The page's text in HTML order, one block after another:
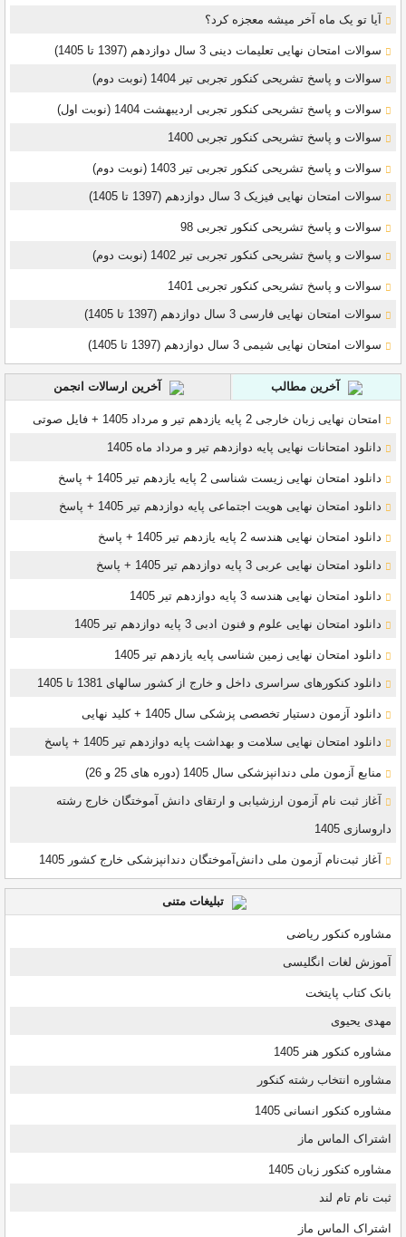
آیا تو یک ماه آخر میشه معجزه کرد؟
سوالات امتحان نهایی تعلیمات دینی 3 سال دوازدهم (1397 تا 1405)
سوالات و پاسخ تشریحی کنکور تجربی تیر 1404 (نوبت دوم)
سوالات و پاسخ تشریحی کنکور تجربی اردیبهشت 1404 (نوبت اول)
سوالات و پاسخ تشریحی کنکور تجربی 1400
سوالات و پاسخ تشریحی کنکور تجربی تیر 1403 (نوبت دوم)
سوالات امتحان نهایی فیزیک 3 سال دوازدهم (1397 تا 1405)
سوالات و پاسخ تشریحی کنکور تجربی 98
سوالات و پاسخ تشریحی کنکور تجربی تیر 1402 (نوبت دوم)
سوالات و پاسخ تشریحی کنکور تجربی 1401
سوالات امتحان نهایی فارسی 3 سال دوازدهم (1397 تا 1405)
سوالات امتحان نهایی شیمی 3 سال دوازدهم (1397 تا 1405)
آخرین مطالب آخرین ارسالات انجمن
امتحان نهایی زبان خارجی 2 پایه یازدهم تیر و مرداد 1405 + فایل صوتی
دانلود امتحانات نهایی پایه دوازدهم تیر و مرداد ماه 1405
دانلود امتحان نهایی زیست شناسی 2 پایه یازدهم تیر 1405 + پاسخ
دانلود امتحان نهایی هویت اجتماعی پایه دوازدهم تیر 1405 + پاسخ
دانلود امتحان نهایی هندسه 2 پایه یازدهم تیر 1405 + پاسخ
دانلود امتحان نهایی عربی 3 پایه دوازدهم تیر 1405 + پاسخ
دانلود امتحان نهایی هندسه 3 پایه دوازدهم تیر 1405
دانلود امتحان نهایی علوم و فنون ادبی 3 پایه دوازدهم تیر 1405
دانلود امتحان نهایی زمین شناسی پایه یازدهم تیر 1405
دانلود کنکورهای سراسری داخل و خارج از کشور سالهای 1381 تا 1405
دانلود آزمون دستیار تخصصی پزشکی سال 1405 + کلید نهایی
دانلود امتحان نهایی سلامت و بهداشت پایه دوازدهم تیر 1405 + پاسخ
ﻣﻨﺎﺑﻊ آزﻣﻮن ﻣﻠﯽ دندانپزشکی سال 1405 (دوره های 25 و 26)
آغاز ثبت نام آزمون‌ ارزشیابی و ارتقای دانش آموختگان خارج رشته
داروسازی 1405
آغاز ثبت‌نام آزمون ملی دانش‌آموختگان دندانپزشکی خارج کشور 1405
تبلیغات متنی
مشاوره کنکور ریاضی
آموزش لغات انگلیسی
بانک کتاب پایتخت
مهدی یحیوی
مشاوره کنکور هنر 1405
مشاوره انتخاب رشته کنکور
مشاوره کنکور انسانی 1405
اشتراک الماس ماز
مشاوره کنکور زبان 1405
ثبت نام تام لند
اشتراک الماس ماز